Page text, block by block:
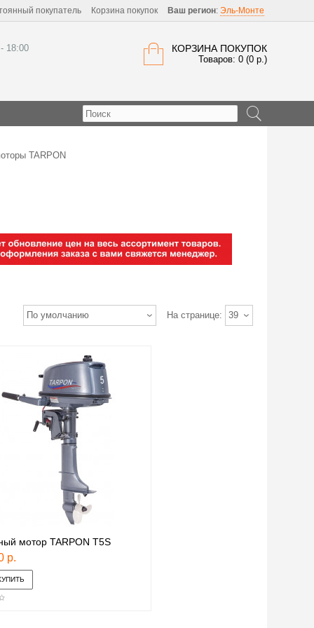
покупатель Корзина покупок Ваш регион: Эль-Монте
КОРЗИНА ПОКУПОК
Товаров: 0 (0 р.)
18:00
TARPON
На странице: 39
По умолчанию
мотор TARPON T5S
р.